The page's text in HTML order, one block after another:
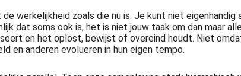
werkelijkheid zoals die nu is. Je kunt niet
dat soms ook is, het is niet jouw taak om dan maar
en het oplost, bewijst of overeind houdt. Niet
en anderen evolueren in hun eigen tempo.